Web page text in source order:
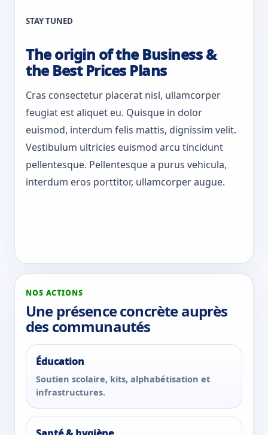
STAY TUNED
The origin of the Business &
the Best Prices Plans
Cras consectetur placerat nisl, ullamcorper
feugiat est aliquet eu. Quisque in dolor
euismod, interdum felis mattis, dignissim velit.
Vestibulum ultricies euismod arcu tincidunt
pellentesque. Pellentesque a purus vehicula,
interdum eros porttitor, ullamcorper augue.
NOS ACTIONS
Une présence concrète auprès
des communautés
Éducation
Soutien scolaire, kits, alphabétisation et
infrastructures.